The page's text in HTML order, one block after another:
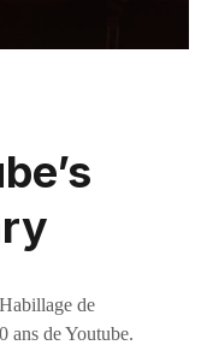
de
ans de Youtube.